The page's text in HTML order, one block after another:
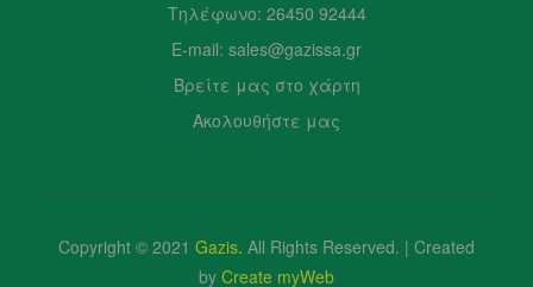
Τηλέφωνο: 26450 92444
E-mail: sales@gazissa.gr
Βρείτε μας στο χάρτη
Ακολουθήστε μας
Copyright © 2021 Gazis. All Rights Reserved. | Created
by Create myWeb